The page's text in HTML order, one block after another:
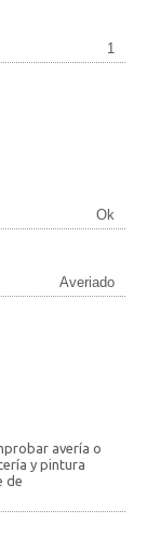
1
Ok
Averiado
avería o
y pintura
de